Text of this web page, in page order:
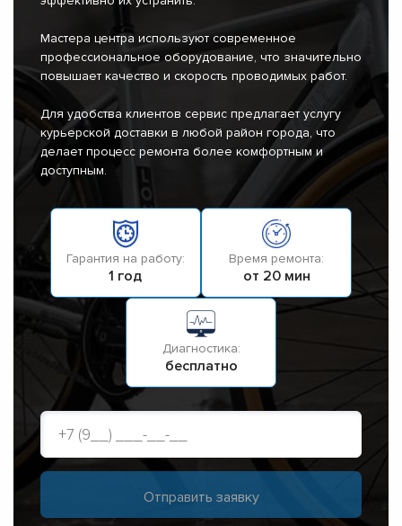
Мастера центра используют современное
профессиональное оборудование, что значительно
повышает качество и скорость проводимых работ.
Для удобства клиентов сервис предлагает услугу
курьерской доставки в любой район города, что
делает процесс ремонта более комфортным и
доступным.
Гарантия на работу:
1 год
Время ремонта:
от 20 мин
Диагностика:
бесплатно